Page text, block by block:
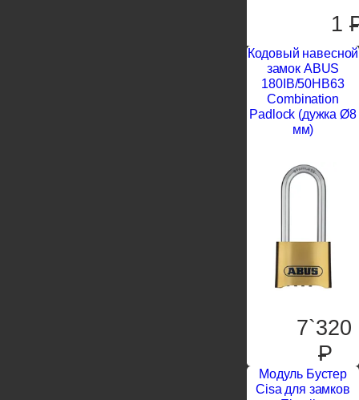
1
Кодовый навесной
замок ABUS
180IB/50HB63
Combination
Padlock (дужка Ø8
мм)
7`320
P
Модуль Бустер
Cisa для замков